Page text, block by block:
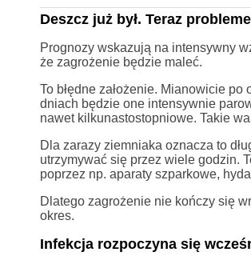
Deszcz już był. Teraz
Prognozy wskazują na intensywny
że zagrożenie będzie maleć.
To błędne założenie. Mianowicie
dniach będzie one intensywnie
nawet kilkunastostopniowe. Takie
Dla zarazy ziemniaka oznacza to
utrzymywać się przez wiele godzin.
poprzez np. aparaty szparkowe,
Dlatego zagrożenie nie kończy się
okres.
Infekcja rozpoczyna się